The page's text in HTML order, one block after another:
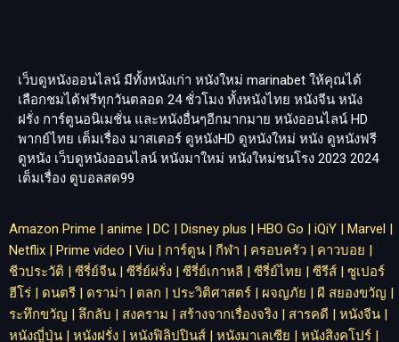
เว็บดูหนังออนไลน์ มีทั้งหนังเก่า หนังใหม่ marinabet ให้คุณได้
เลือกชมได้ฟรีทุกวันตลอด 24 ชั่วโมง ทั้งหนังไทย หนังจีน หนัง
ฝรั่ง การ์ตูนอนิเมชั่น และหนังอื่นๆอีกมากมาย หนังออนไลน์ HD
พากย์ไทย เต็มเรื่อง มาสเตอร์ ดูหนังHD ดูหนังใหม่ หนัง ดูหนังฟรี
ดูหนัง เว็บดูหนังออนไลน์ หนังมาใหม่ หนังใหม่ชนโรง 2023 2024
เต็มเรื่อง ดูบอลสด99
Amazon Prime | anime | DC | Disney plus | HBO Go | iQiY | Marvel |
Netflix | Prime video | Viu | การ์ตูน | กีฬา | ครอบครัว | คาวบอย |
ชีวประวัติ | ซีรี่ย์จีน | ซีรี่ย์ฝรั่ง | ซีรี่ย์เกาหลี | ซีรี่ย์ไทย | ซีรีส์ | ซูเปอร์
ฮีโร่ | ดนตรี | ดราม่า | ตลก | ประวิติศาสตร์ | ผจญภัย | ผี สยองขวัญ |
ระทึกขวัญ | ลึกลับ | สงคราม | สร้างจากเรื่องจริง | สารคดี | หนังจีน |
หนังญี่ปุ่น | หนังฝรั่ง | หนังฟิลิปปินส์ | หนังมาเลเซีย | หนังสิงคโปร์ |